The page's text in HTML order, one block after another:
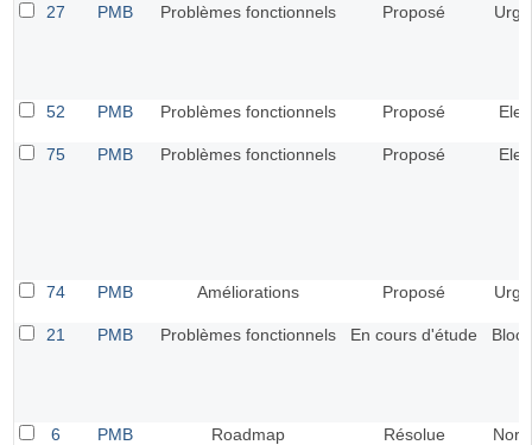
27 PMB Problèmes fonctionnels Proposé
52 PMB Problèmes fonctionnels Proposé
75 PMB Problèmes fonctionnels Proposé
74 PMB Améliorations Proposé
21 PMB Problèmes fonctionnels En cours d'étude
6 PMB Roadmap Résolue